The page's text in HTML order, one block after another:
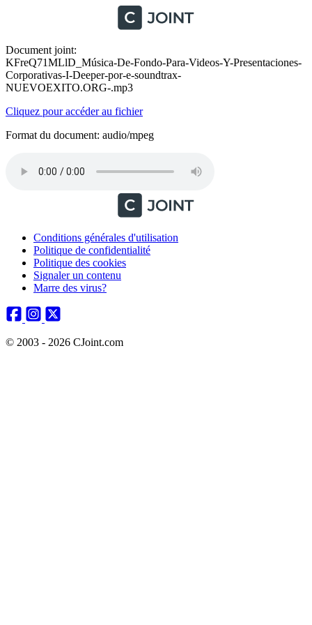
Document joint:
KFreQ71MLlD_Música-De-Fondo-Para-Videos-Y-Presentaciones-
Corporativas-I-Deeper-por-e-soundtrax-
NUEVOEXITO.ORG-.mp3
Cliquez pour accéder au fichier
Format du document: audio/mpeg
Conditions générales d'utilisation
Politique de confidentialité
Politique des cookies
Signaler un contenu
Marre des virus?
© 2003 - 2026 CJoint.com